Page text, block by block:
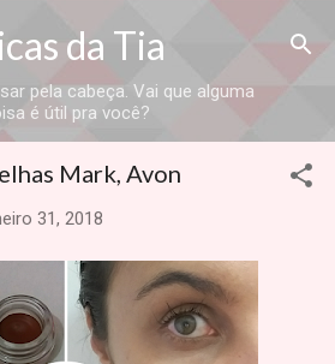
da Tia
pela cabeça. Vai que alguma
é útil pra você?
Mark, Avon
31, 2018